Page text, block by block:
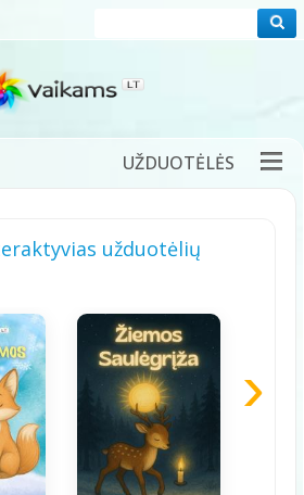
UŽDUOTĖLĖS
ŽAIDIMAI DAINELĖS
užduotėlių